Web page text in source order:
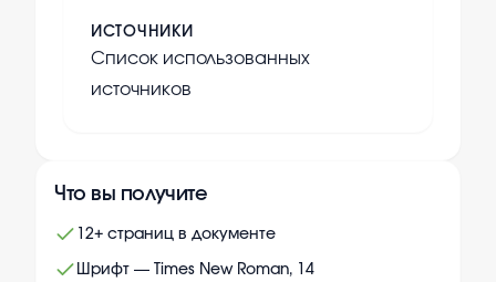
ИСТОЧНИКИ
Список использованных
источников
Что вы получите
12+ страниц в документе
Шрифт — Times New Roman, 14